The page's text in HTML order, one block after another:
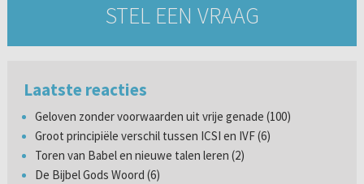
STEL EEN VRAAG
Laatste reacties
Geloven zonder voorwaarden uit vrije genade (100)
Groot principiële verschil tussen ICSI en IVF (6)
Toren van Babel en nieuwe talen leren (2)
De Bijbel Gods Woord (6)